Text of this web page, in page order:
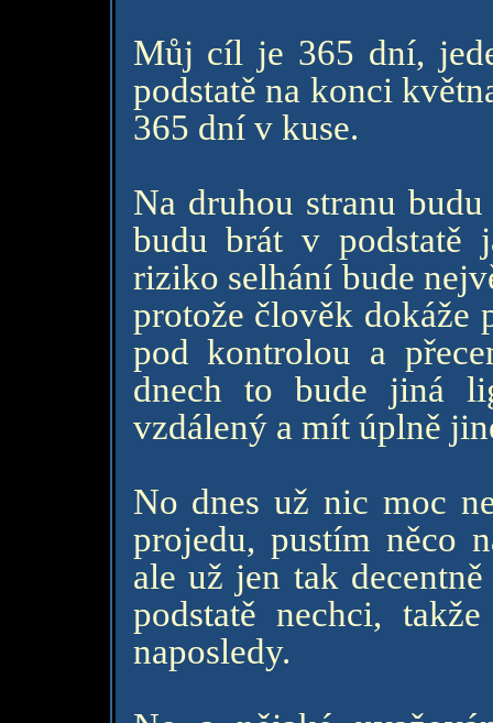
Můj cíl je 365 dní,
podstatě na konci
365 dní v kuse.
Na druhou stranu
budu brát v podstatě
riziko selhání bude
protože člověk dokáže
pod kontrolou a
dnech to bude jiná
vzdálený a mít úplně
No dnes už nic moc
projedu, pustím něco
ale už jen tak
podstatě nechci,
naposledy.